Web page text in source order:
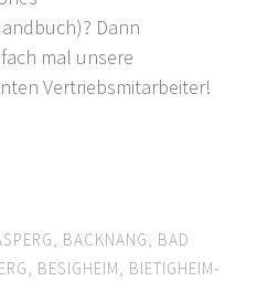
Dann
mal unsere
Vertriebsmitarbeiter!
, BACKNANG, BAD
, BESIGHEIM, BIETIGHEIM-